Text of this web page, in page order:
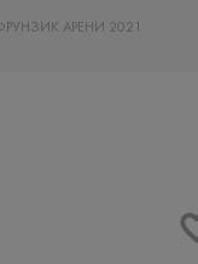
АРЕНИ 2021